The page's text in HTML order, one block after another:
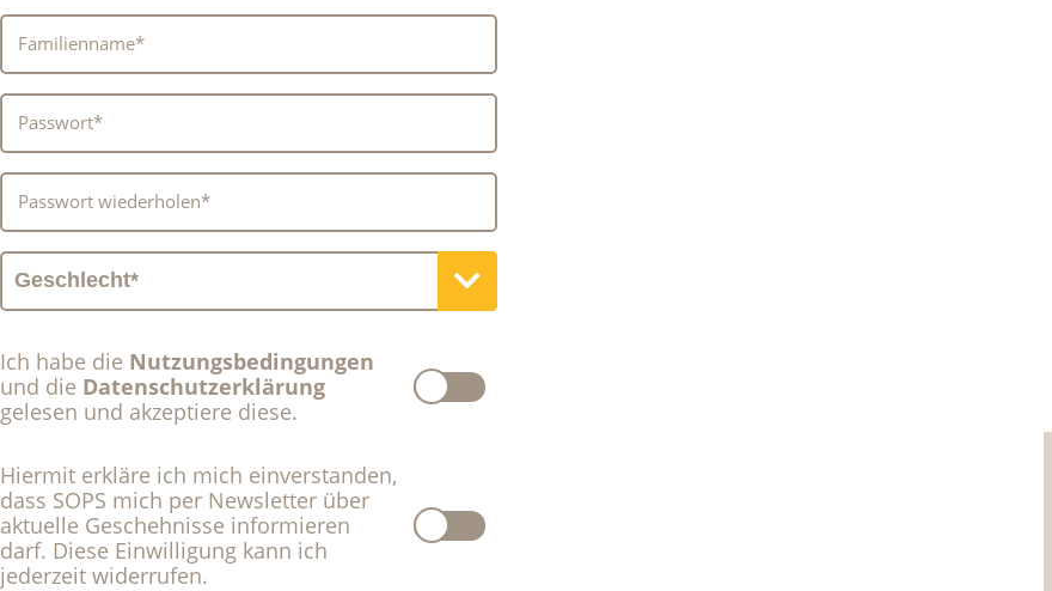
Familienname*
Passwort*
Passwort wiederholen*
Ich habe die Nutzungsbedingungen
und die Datenschutzerklärung
gelesen und akzeptiere diese.
Hiermit erkläre ich mich einverstanden,
dass SOPS mich per Newsletter über
aktuelle Geschehnisse informieren
darf. Diese Einwilligung kann ich
jederzeit widerrufen.